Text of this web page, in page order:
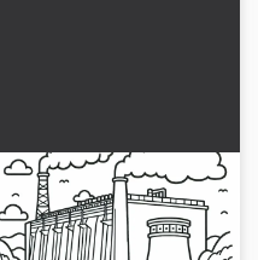
Plantilla de dibujo de
central hidroeléctrica
para descargar gratis